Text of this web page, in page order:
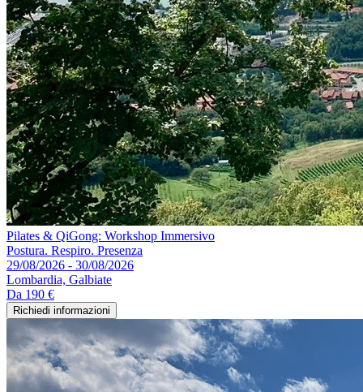
Pilates & QiGong: Workshop Immersivo
Postura. Respiro. Presenza
29/08/2026 - 30/08/2026
Lombardia, Galbiate
Da 190 €
Richiedi informazioni